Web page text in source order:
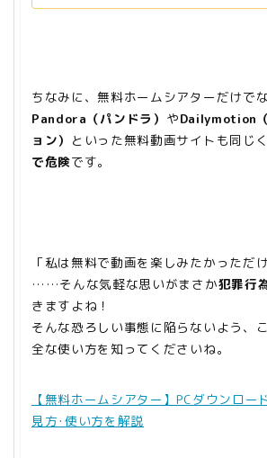
ちなみに、無料ホームシアターだけでな
Pandora（パンドラ） やDailymotion
ョン） といった無料動画サイトも同じ
で危険です。
「私は無料で動画を楽しみたかっただ
……そんな気軽な思いがまさか犯罪行
きますよね！
そんな恐ろしい事態に陥らないよう、
全な使い方を知ってくださいね。
【無料ホームシアター】PCダウンロー
見方･使い方を解説